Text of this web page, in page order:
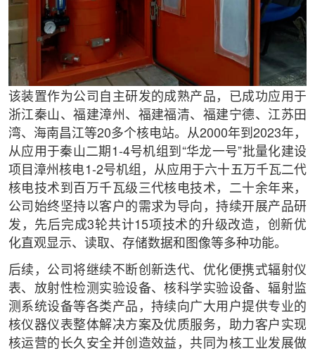
该装置作为公司自主研发的成熟产品，已成功应用于
浙江秦山、福建漳州、福建福清、福建宁德、江苏田
湾、海南昌江等20多个核电站。从2000年到2023年，
从应用于秦山二期1-4号机组到“华龙一号”批量化建设
项目漳州核电1-2号机组，从应用于六十五万千瓦二代
核电技术到百万千瓦级三代核电技术，二十余年来，
公司始终坚持以客户的需求为导向，持续开展产品研
发，先后完成3轮共计15项技术的升级改造，创新优
化直观显示、读取、存储数据和图像等多种功能。
后续，公司将继续不断创新迭代、优化便携式辐射仪
表、放射性检测实验设备、核科学实验设备、辐射监
测系统设备等各类产品，持续向广大用户提供专业的
核仪器仪表整体解决方案及优质服务，助力客户实现
核运营的长久安全并创造效益，共同为核工业发展做